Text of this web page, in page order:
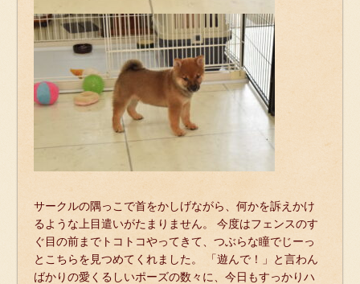
サークルの隅っこで首をかしげながら、何かを訴えかけ
るような上目遣いがたまりません。 今度はフェンスのす
ぐ目の前までトコトコやってきて、つぶらな瞳でじーっ
とこちらを見つめてくれました。 「遊んで！」と言わん
ばかりの愛くるしいポーズの数々に、今日もすっかりハ